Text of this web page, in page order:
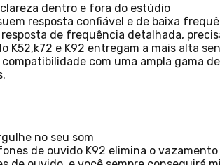
dentro e fora do estúdio
resposta confiável e de baixa
de frequência detalhada,
K52,k72 e K92 entregam a mais alta
com uma ampla gama
no seu som
de ouvido K92 elimina o